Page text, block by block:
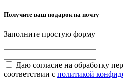
Получите ваш подарок на почту
Заполните простую форму
Даю согласие на обработку
соответствии с политикой